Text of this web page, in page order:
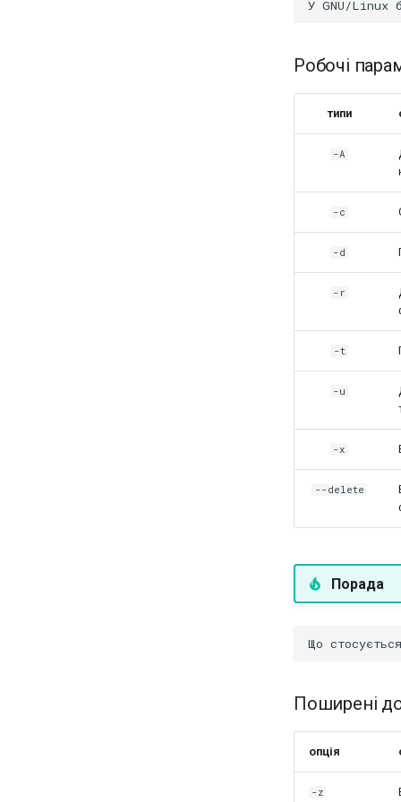
Робочі
типи
-A
-c
-d
-r
-t
-u
-x
--delete
Порада
Поширені
опція
-z